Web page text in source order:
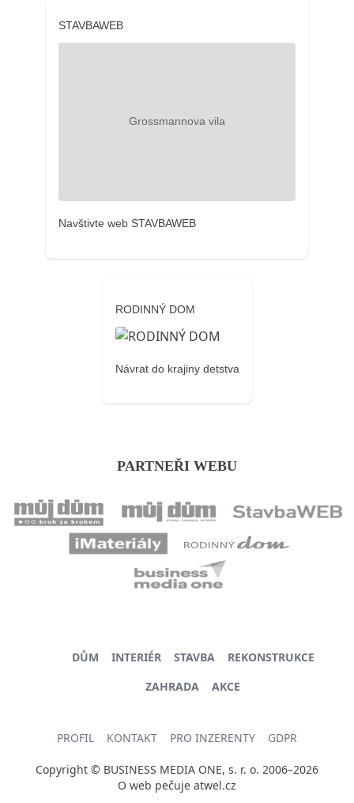
STAVBAWEB
Navštivte web STAVBAWEB
RODINNÝ DOM
Návrat do krajiny detstva
PARTNEŘI WEBU
DŮM INTERIÉR STAVBA
REKONSTRUKCE
ZAHRADA
AKCE
PROFIL KONTAKT PRO INZERENTY GDPR
Copyright © BUSINESS MEDIA ONE, s. r. o. 2006–2026